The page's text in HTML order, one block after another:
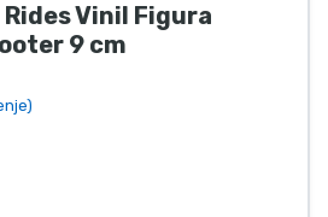
Rides Vinil Figura
9 cm